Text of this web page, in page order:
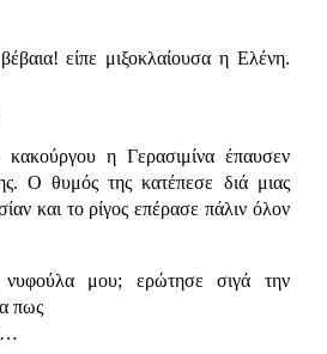
είπε μιξοκλαίουσα η Ελένη.
η Γερασιμίνα έπαυσεν
Ο θυμός της κατέπεσε διά μιας
και το ρίγος επέρασε πάλιν όλον
μου; ερώτησε σιγά την
πως